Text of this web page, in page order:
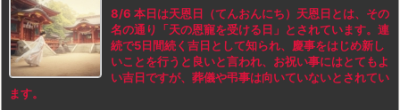
8/6 本日は天恩日（てんおんにち）天恩日とは、その
名の通り「天の恩寵を受ける日」とされています。連
続で5日間続く吉日として知られ、慶事をはじめ新し
いことを行うと良いと言われ、お祝い事にはとてもよ
い吉日ですが、葬儀や弔事は向いていないとされてい
ます。